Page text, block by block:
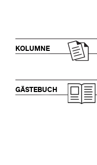
KOLUMNE
GÄSTEBUCH